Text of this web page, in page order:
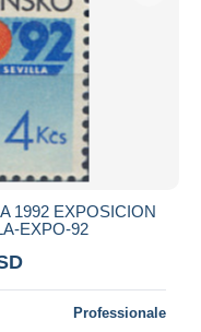
1992 EXPOSICION
EXPO-92
Professionale